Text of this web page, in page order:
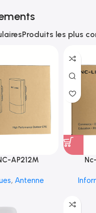
Produits les plus
AP212M
, Antenne